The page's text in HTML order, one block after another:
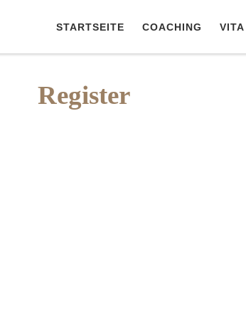
STARTSEITE COACHING VITA
Register